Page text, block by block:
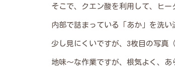
そこで、クエン酸を利用して、ヒー
内部で詰まっている「あか」を洗い
少し見にくいですが、3枚目の写真
地味～な作業ですが、根気よく、あ